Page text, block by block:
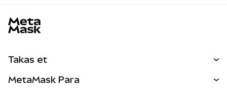
Takas et
MetaMask Para